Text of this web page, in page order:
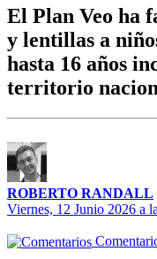
El Plan Veo ha
y lentillas a
hasta 16 años
territorio
ROBERTO RANDALL
Viernes, 12 Junio 2026 a